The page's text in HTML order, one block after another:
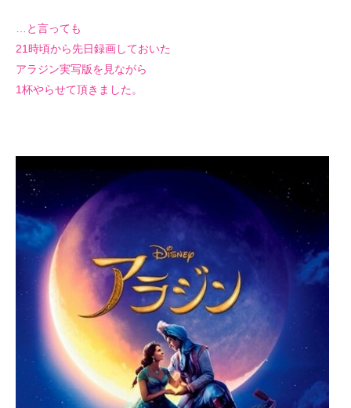
…と言っても
21時頃から先日録画しておいた
アラジン実写版を見ながら
1杯やらせて頂きました。